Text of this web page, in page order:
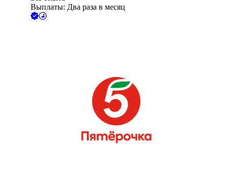
Выплаты: Два раза в месяц